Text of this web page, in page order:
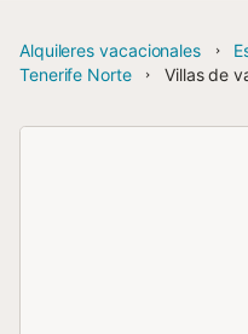
Alquileres vacacionales
Tenerife Norte
Villas de